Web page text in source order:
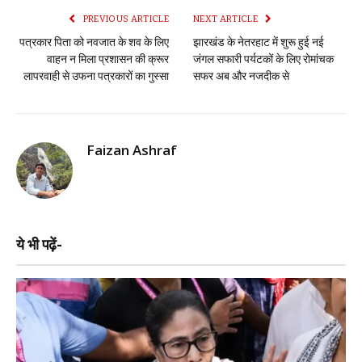
PREVIOUS ARTICLE
पत्रकार पिता को नवजात के शव के लिए
वाहन न मिला प्रशासन की क्रूर
लापरवाही से उफना पत्रकारों का गुस्सा
NEXT ARTICLE
झारखंड के नेतरहाट में शुरू हुई नई
जंगल सफारी पर्यटकों के लिए रोमांचक
सफर अब और नजदीक से
Faizan Ashraf
ये भी पढ़ें-